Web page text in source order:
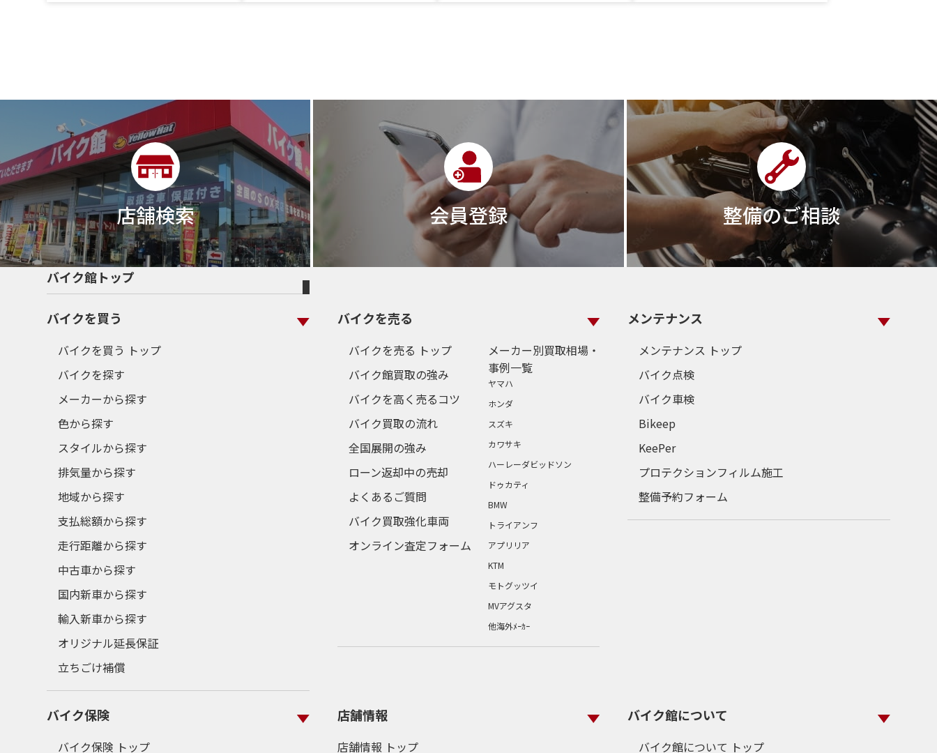
店舗検索 会員登録 整備のご相談
バイク館トップ
バイクを買う
バイクを買う トップ
バイクを探す
メーカーから探す
色から探す
スタイルから探す
排気量から探す
地域から探す
支払総額から探す
走行距離から探す
中古車から探す
国内新車から探す
輸入新車から探す
オリジナル延長保証
立ちごけ補償
バイクを売る
バイクを売る トップ
バイク館買取の強み
バイクを高く売るコツ
バイク買取の流れ
全国展開の強み
ローン返却中の売却
よくあるご質問
バイク買取強化車両
オンライン査定フォーム
メーカー別買取相場・
事例一覧
ヤマハ
ホンダ
スズキ
カワサキ
ハーレーダビッドソン
ドゥカティ
BMW
トライアンフ
アプリリア
KTM
モトグッツイ
MVアグスタ
他海外ﾒｰｶｰ
メンテナンス
メンテナンス トップ
バイク点検
バイク車検
Bikeep
KeePer
プロテクションフィルム施工
整備予約フォーム
バイク保険
バイク保険 トップ
店舗情報
店舗情報 トップ
バイク館について
バイク館について トップ